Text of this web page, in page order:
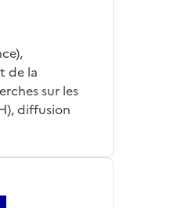
de la
sur les
diffusion